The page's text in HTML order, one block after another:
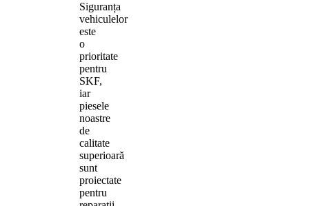
Siguranța
vehiculelor
este
o
prioritate
pentru
SKF,
iar
piesele
noastre
de
calitate
superioară
sunt
proiectate
pentru